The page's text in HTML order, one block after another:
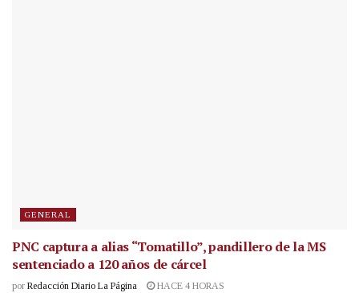
GENERAL
PNC captura a alias “Tomatillo”, pandillero de la MS
sentenciado a 120 años de cárcel
por Redacción Diario La Página HACE 4 HORAS